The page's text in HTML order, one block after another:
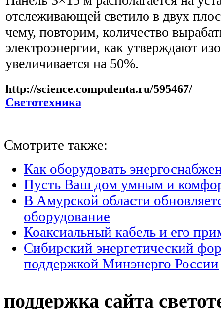
отслеживающей светило в двух
чему, повторим, количество
электроэнергии, как утверждают
увеличивается на 50%.
http://science.compulenta.ru/595467/
Светотехника
Смотрите также:
Как оборудовать
Пусть Ваш дом умным и
В Амурской области
оборудование
Коаксиальный кабель и его
Сибирский энергетический
поддержкой Минэнерго России
поддержка сайта